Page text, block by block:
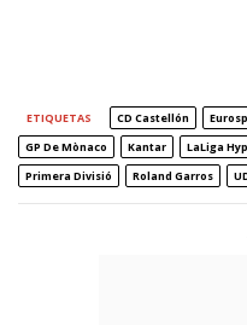
ETIQUETAS CD Castellón
GP De Mònaco
Kantar LaLiga
Primera Divisió
Roland Garros